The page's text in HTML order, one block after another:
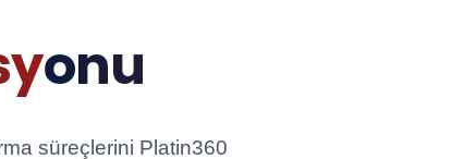
süreçlerini Platin360